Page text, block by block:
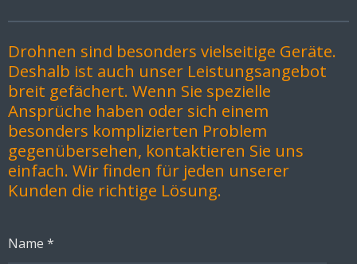
Drohnen sind besonders vielseitige Geräte.
Deshalb ist auch unser Leistungsangebot
breit gefächert. Wenn Sie spezielle
Ansprüche haben oder sich einem
besonders komplizierten Problem
gegenübersehen, kontaktieren Sie uns
einfach. Wir finden für jeden unserer
Kunden die richtige Lösung.
Name *